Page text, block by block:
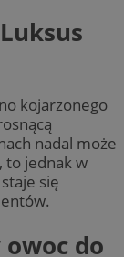
kojarzonego
nadal może
to jednak w
się
do